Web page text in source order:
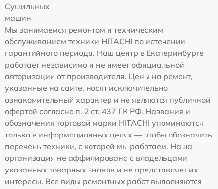
Сушильных
машин
Мы занимаемся ремонтом и техническим
обслуживанием техники HITACHI по истечении
гарантийного периода. Наш центр в Екатеринбурге
работает независимо и не имеет официальной
авторизации от производителя. Цены на ремонт,
указанные на сайте, носят исключительно
ознакомительный характер и не являются публичной
офертой согласно п. 2 ст. 437 ГК РФ. Названия и
обозначения торговой марки HITACHI упоминаются
только в информационных целях — чтобы обозначить
перечень техники, с которой мы работаем. Наша
организация не аффилирована с владельцами
указанных товарных знаков и не представляет их
интересы. Все виды ремонтных работ выполняются